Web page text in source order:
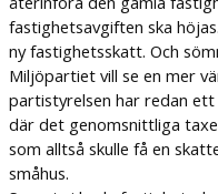
fastighetsavgiften ska
ny fastighetsskatt. Och
Miljöpartiet vill se en mer
partistyrelsen har redan
där det genomsnittliga
som alltså skulle få en
småhus.